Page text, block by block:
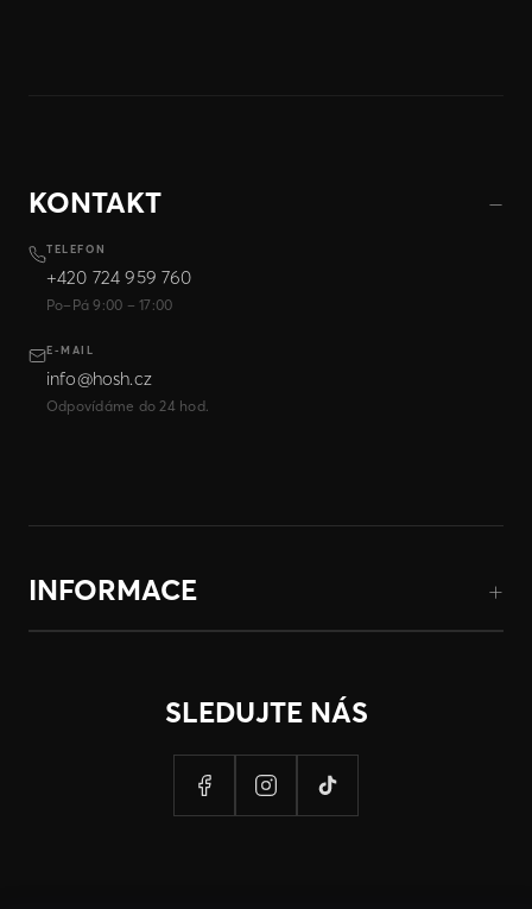
KONTAKT
TELEFON
+420 724 959 760
Po–Pá 9:00 – 17:00
E-MAIL
info@hosh.cz
Odpovídáme do 24 hod.
INFORMACE
SLEDUJTE NÁS